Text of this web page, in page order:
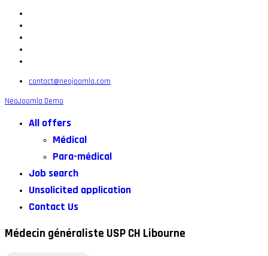
contact@neojoomla.com
NeoJoomla Demo
All offers
Médical
Para-médical
Job search
Unsolicited application
Contact Us
Médecin généraliste USP CH Libourne